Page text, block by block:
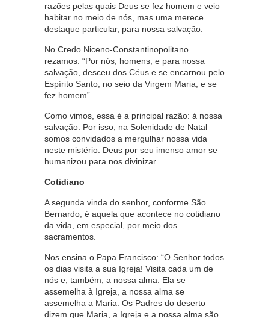
razões pelas quais Deus se fez homem e veio
habitar no meio de nós, mas uma merece
destaque particular, para nossa salvação.
No Credo Niceno-Constantinopolitano
rezamos: “Por nós, homens, e para nossa
salvação, desceu dos Céus e se encarnou pelo
Espírito Santo, no seio da Virgem Maria, e se
fez homem”.
Como vimos, essa é a principal razão: à nossa
salvação. Por isso, na Solenidade de Natal
somos convidados a mergulhar nossa vida
neste mistério. Deus por seu imenso amor se
humanizou para nos divinizar.
Cotidiano
A segunda vinda do senhor, conforme São
Bernardo, é aquela que acontece no cotidiano
da vida, em especial, por meio dos
sacramentos.
Nos ensina o Papa Francisco: “O Senhor todos
os dias visita a sua Igreja! Visita cada um de
nós e, também, a nossa alma. Ela se
assemelha à Igreja, a nossa alma se
assemelha a Maria. Os Padres do deserto
dizem que Maria, a Igreja e a nossa alma são